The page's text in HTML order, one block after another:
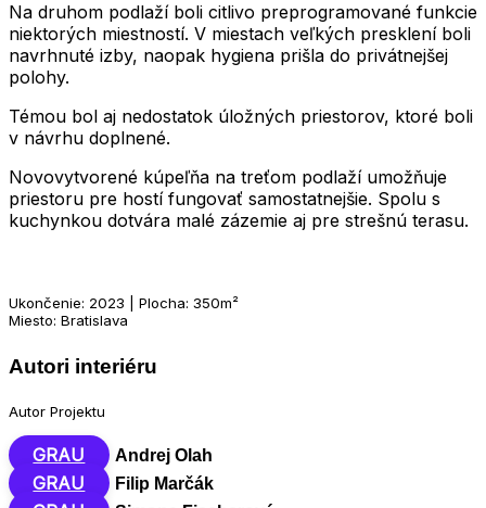
Na druhom podlaží boli citlivo preprogramované funkcie
niektorých miestností. V miestach veľkých presklení boli
navrhnuté izby, naopak hygiena prišla do privátnejšej
polohy.
Témou bol aj nedostatok úložných priestorov, ktoré boli
v návrhu doplnené.
Novovytvorené kúpeľňa na treťom podlaží umožňuje
priestoru pre hostí fungovať samostatnejšie. Spolu s
kuchynkou dotvára malé zázemie aj pre strešnú terasu.
Ukončenie: 2023 | Plocha: 350m²
Miesto: Bratislava
Autori interiéru
Autor Projektu
GRAU Andrej Olah
GRAU Filip Marčák